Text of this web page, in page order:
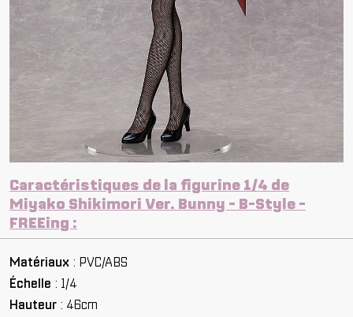
Caractéristiques de la figurine 1/4 de
Miyako Shikimori Ver. Bunny - B-Style -
FREEing :
Matériaux : PVC/ABS
Échelle : 1/4
Hauteur : 46cm